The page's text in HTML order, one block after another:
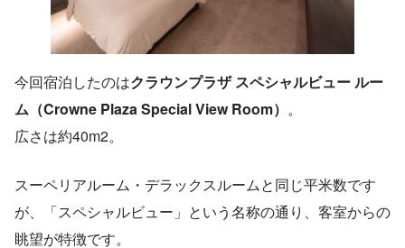
今回宿泊したのはクラウンプラザ スペシャルビュー ルー
ム（Crowne Plaza Special View Room） 。
広さは約40m2。
スーペリアルーム・デラックスルームと同じ平米数です
が、「スペシャルビュー」という名称の通り、客室からの
眺望が特徴です。